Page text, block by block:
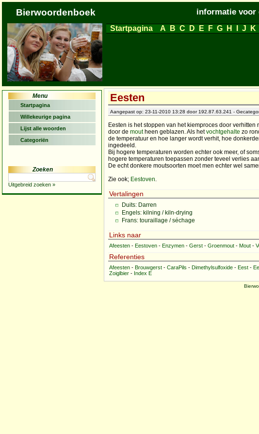
Bierwoordenboek informatie voor
Startpagina A B C D E F G H J K
Menu
Startpagina
Willekeurige pagina
Lijst alle woorden
Categoriën
Zoeken
Uitgebreid zoeken »
Eesten
Aangepast op: 23-11-2010 13:28 door 192.87.63.241 -
Eesten is het stoppen van het kiemproces door
door de moutheen geblazen. Als hetvochtgehalte zo
de temperatuur en hoe langer wordt verhit, hoe
ingedeeld.
Bij hogere temperaturen worden echter ook meer, of
hogere temperaturen toepassen zonder teveel verlies
De echt donkere moutsoorten moet men echter wel
Zie ook; Eestoven.
Vertalingen
Duits: Darren
Engels: kilning / kiln-drying
Frans: touraillage / séchage
Links naar
Afeesten - Eestoven - Enzymen - Gerst - Groenmout - Mout -
Referenties
Afeesten - Brouwgerst - CaraPils - Dimethylsulfoxide - Eest -
Zoiglbier - Index E